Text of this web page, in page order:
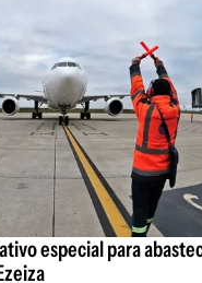
especial para